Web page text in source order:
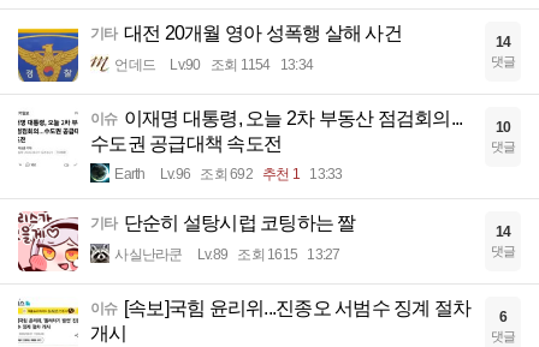
기타 대전 20개월 영아 성폭행 살해 사건
언데드 Lv.90 조회 1154 13:34
14
댓글
이슈 이재명 대통령, 오늘 2차 부동산 점검회의...
수도권 공급대책 속도전
Earth Lv.96 조회 692 추천 1 13:33
10
댓글
기타 단순히 설탕시럽 코팅하는 짤
사실난라쿤 Lv.89 조회 1615 13:27
14
댓글
이슈 [속보]국힘 윤리위...진종오 서범수 징계 절차
개시
6
댓글